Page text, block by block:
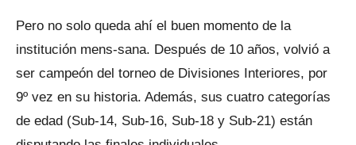
Pero no solo queda ahí el buen momento de la
institución mens-sana. Después de 10 años, volvió a
ser campeón del torneo de Divisiones Interiores, por
9º vez en su historia. Además, sus cuatro categorías
de edad (Sub-14, Sub-16, Sub-18 y Sub-21) están